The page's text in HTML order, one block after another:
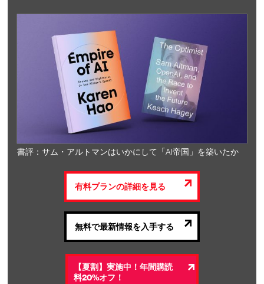
書評：サム・アルトマンはいかにして「AI帝国」を築いたか
有料プランの詳細を見る
無料で最新情報を入手する
【夏割】実施中！年間購読
料20%オフ！